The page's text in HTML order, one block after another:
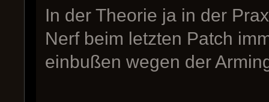
In der Theorie ja in der
Nerf beim letzten Patch
einbußen wegen der